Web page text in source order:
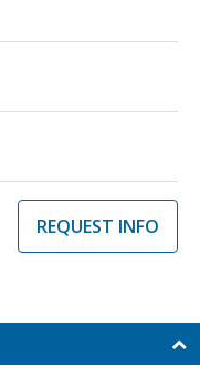
REQUEST INFO